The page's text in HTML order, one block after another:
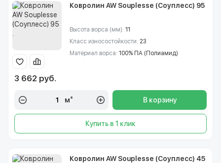
Ковролин AW Souplesse (Соуплесс) 95
Высота ворса (мм): 11
Класс износостойкости: 23
Материал ворса: 100% ПА (Полиамид)
3 662 руб.
м² В корзину
Купить в 1 клик
Ковролин AW Souplesse (Соуплесс) 45